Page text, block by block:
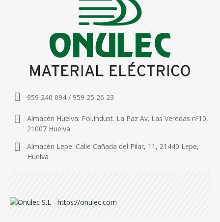
959 240 094 / 959 25 26 23
Almacén Huelva: Pol.Indust. La Paz Av. Las Veredas nº10,
21007 Huelva
Almacén Lepe: Calle Cañada del Pilar, 11, 21440 Lepe,
Huelva